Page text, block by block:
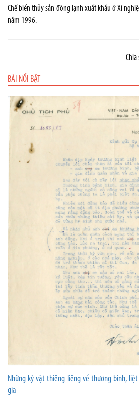
Chế biến thủy sản đông lạnh xuất khẩu ở Xí
năm 1996.
Chia
BÀI NỔI BẬT
Những kỷ vật thiêng liêng về thương binh,
gia